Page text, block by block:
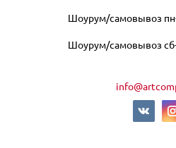
Шоурум/самовывоз
Шоурум/самовывоз